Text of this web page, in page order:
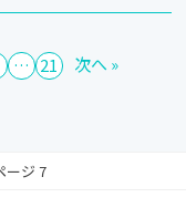
… 21 次へ »
ージ 7